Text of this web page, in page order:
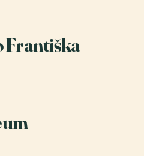
Františka